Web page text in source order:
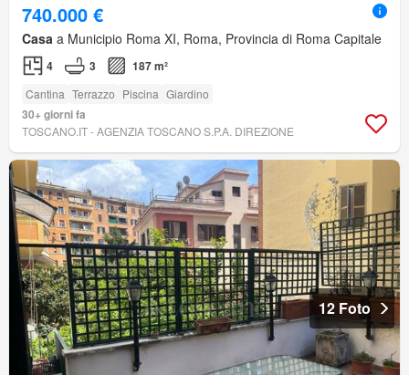
740.000 €
Casa a Municipio Roma XI, Roma, Provincia di Roma Capitale
4 3 187 m²
Cantina Terrazzo Piscina Giardino
30+ giorni fa
TOSCANO.IT - AGENZIA TOSCANO S.P.A. DIREZIONE
12 Foto